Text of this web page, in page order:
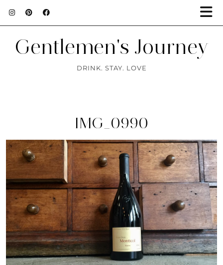
Gentlemen's Journey
DRINK. STAY. LOVE
IMG_0990